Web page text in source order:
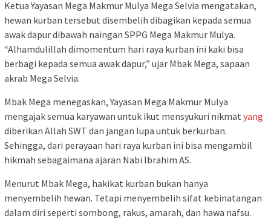
Ketua Yayasan Mega Makmur Mulya Mega Selvia mengatakan,
hewan kurban tersebut disembelih dibagikan kepada semua
awak dapur dibawah naingan SPPG Mega Makmur Mulya.
“Alhamdulillah dimomentum hari raya kurban ini kaki bisa
berbagi kepada semua awak dapur,” ujar Mbak Mega, sapaan
akrab Mega Selvia.
Mbak Mega menegaskan, Yayasan Mega Makmur Mulya
mengajak semua karyawan untuk ikut mensyukuri nikmat yang
diberikan Allah SWT dan jangan lupa untuk berkurban.
Sehingga, dari perayaan hari raya kurban ini bisa mengambil
hikmah sebagaimana ajaran Nabi Ibrahim AS.
Menurut Mbak Mega, hakikat kurban bukan hanya
menyembelih hewan. Tetapi menyembelih sifat kebinatangan
dalam diri seperti sombong, rakus, amarah, dan hawa nafsu.